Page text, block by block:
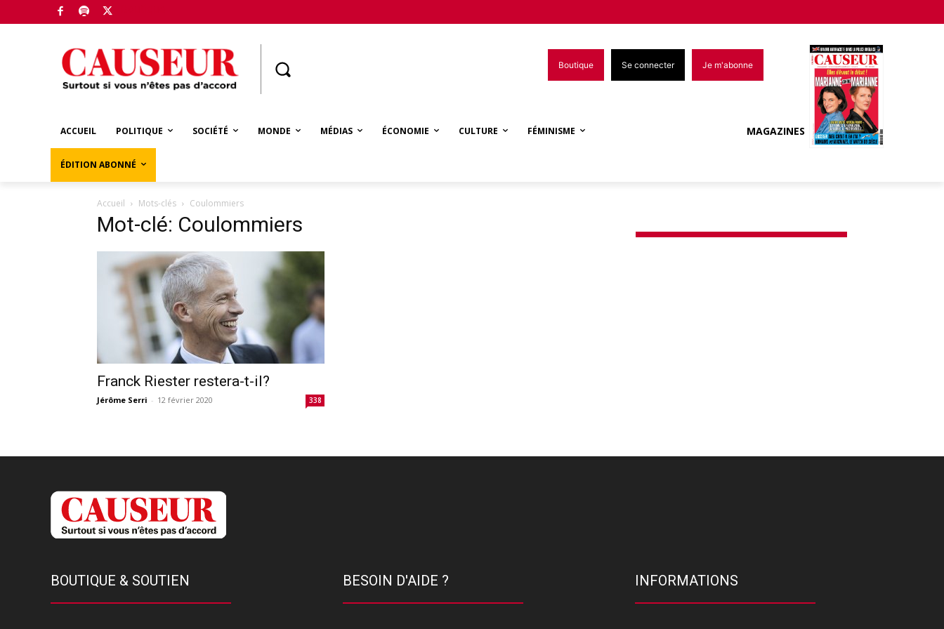
Boutique Se connecter Je m'abonne
ACCUEIL POLITIQUE SOCIÉTÉ MONDE MÉDIAS ÉCONOMIE CULTURE FÉMINISME
ÉDITION ABONNÉ
MAGAZINES
Accueil Mots-clés Coulommiers
Mot-clé: Coulommiers
Franck Riester restera-t-il?
Jérôme Serri - 12 février 2020 338
BOUTIQUE & SOUTIEN BESOIN D'AIDE ? INFORMATIONS